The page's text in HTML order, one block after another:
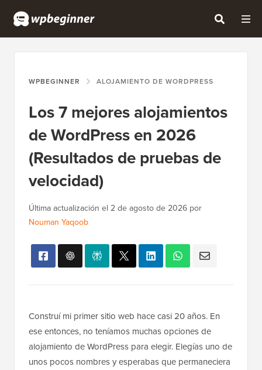
WPBEGINNER ALOJAMIENTO DE WORDPRESS
Los 7 mejores alojamientos
de WordPress en 2026
(Resultados de pruebas de
velocidad)
Última actualización el 2 de agosto de 2026 por
Nouman Yaqoob
Construí mi primer sitio web hace casi 20 años. En
ese entonces, no teníamos muchas opciones de
alojamiento de WordPress para elegir. Elegías uno de
unos pocos nombres y esperabas que permaneciera